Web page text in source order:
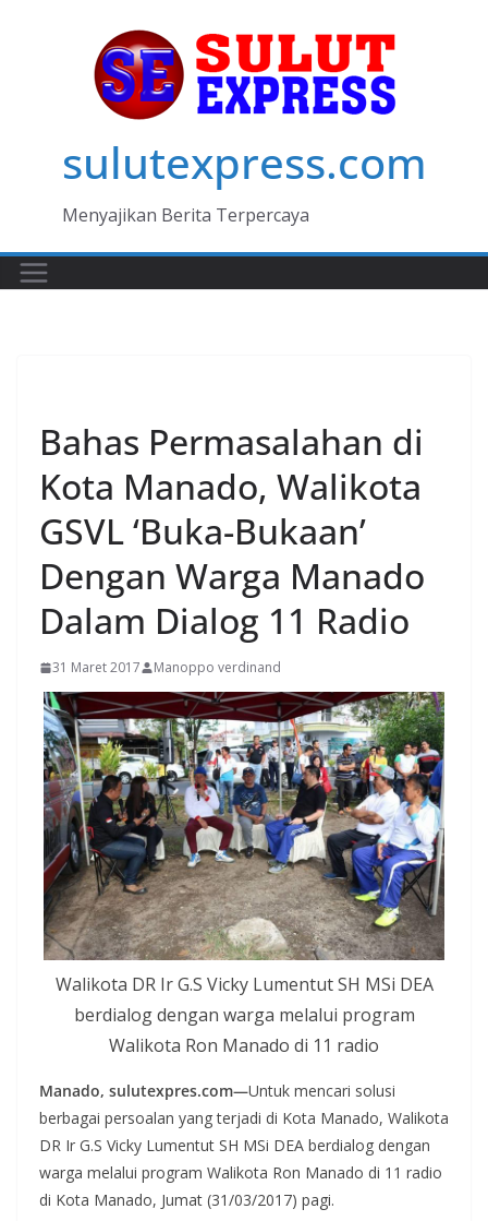
sulutexpress.com
Menyajikan Berita Terpercaya
Bahas Permasalahan di
Kota Manado, Walikota
GSVL ‘Buka-Bukaan’
Dengan Warga Manado
Dalam Dialog 11 Radio
31 Maret 2017 Manoppo verdinand
Walikota DR Ir G.S Vicky Lumentut SH MSi DEA
berdialog dengan warga melalui program
Walikota Ron Manado di 11 radio
Manado, sulutexpres.com—Untuk mencari solusi
berbagai persoalan yang terjadi di Kota Manado, Walikota
DR Ir G.S Vicky Lumentut SH MSi DEA berdialog dengan
warga melalui program Walikota Ron Manado di 11 radio
di Kota Manado, Jumat (31/03/2017) pagi.